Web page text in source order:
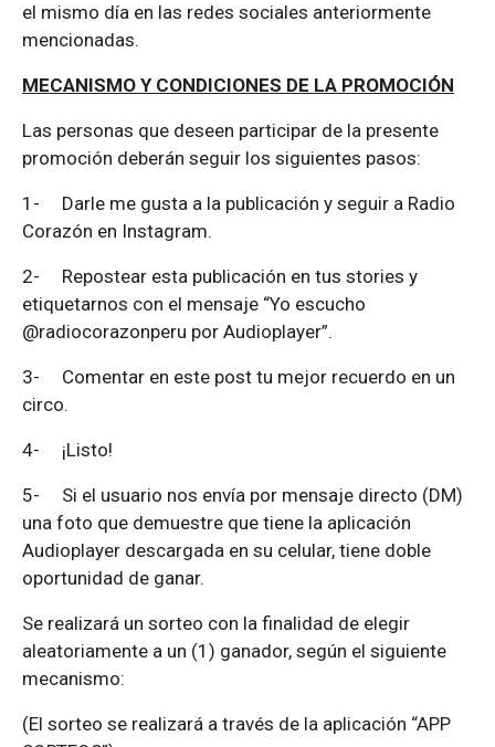
el mismo día en las redes sociales anteriormente
mencionadas.
MECANISMO Y CONDICIONES DE LA PROMOCIÓN
Las personas que deseen participar de la presente
promoción deberán seguir los siguientes pasos:
1- Darle me gusta a la publicación y seguir a Radio
Corazón en Instagram.
2- Repostear esta publicación en tus stories y
etiquetarnos con el mensaje “Yo escucho
@radiocorazonperu por Audioplayer”.
3- Comentar en este post tu mejor recuerdo en un
circo.
4- ¡Listo!
5- Si el usuario nos envía por mensaje directo (DM)
una foto que demuestre que tiene la aplicación
Audioplayer descargada en su celular, tiene doble
oportunidad de ganar.
Se realizará un sorteo con la finalidad de elegir
aleatoriamente a un (1) ganador, según el siguiente
mecanismo:
(El sorteo se realizará a través de la aplicación “APP